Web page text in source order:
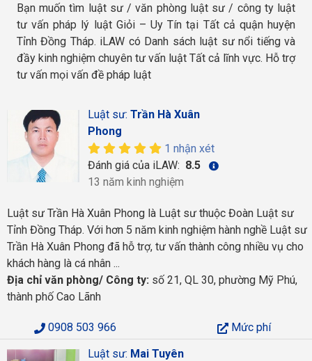
Bạn muốn tìm luật sư / văn phòng luật sư / công ty luật
tư vấn pháp lý luật Giỏi – Uy Tín tại Tất cả quận huyện
Tỉnh Đồng Tháp. iLAW có Danh sách luật sư nổi tiếng và
đầy kinh nghiệm chuyên tư vấn luật Tất cả lĩnh vực. Hỗ trợ
tư vấn mọi vấn đề pháp luật
Luật sư: Trần Hà Xuân
Phong
1 nhận xét
Đánh giá của iLAW: 8.5
13 năm kinh nghiệm
Luật sư Trần Hà Xuân Phong là Luật sư thuộc Đoàn Luật sư
Tỉnh Đồng Tháp. Với hơn 5 năm kinh nghiệm hành nghề Luật sư
Trần Hà Xuân Phong đã hỗ trợ, tư vấn thành công nhiều vụ cho
khách hàng là cá nhân ...
Địa chỉ văn phòng/ Công ty: số 21, QL 30, phường Mỹ Phú,
thành phố Cao Lãnh
0908 503 966
Mức phí
Luật sư: Mai Tuyên